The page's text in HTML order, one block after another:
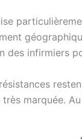
des infirmiers
très marquée.